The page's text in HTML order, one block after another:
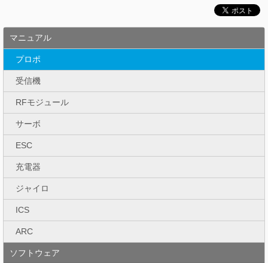
マニュアル
プロポ
受信機
RFモジュール
サーボ
ESC
充電器
ジャイロ
ICS
ARC
ソフトウェア